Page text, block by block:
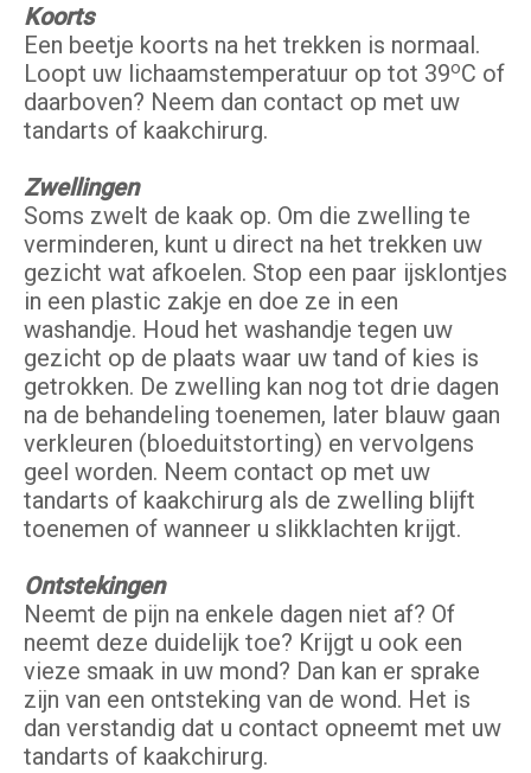
Koorts
Een beetje koorts na het trekken is normaal.
Loopt uw lichaamstemperatuur op tot 39oC of
daarboven? Neem dan contact op met uw
tandarts of kaakchirurg.
Zwellingen
Soms zwelt de kaak op. Om die zwelling te
verminderen, kunt u direct na het trekken uw
gezicht wat afkoelen. Stop een paar ijsklontjes
in een plastic zakje en doe ze in een
washandje. Houd het washandje tegen uw
gezicht op de plaats waar uw tand of kies is
getrokken. De zwelling kan nog tot drie dagen
na de behandeling toenemen, later blauw gaan
verkleuren (bloeduitstorting) en vervolgens
geel worden. Neem contact op met uw
tandarts of kaakchirurg als de zwelling blijft
toenemen of wanneer u slikklachten krijgt.
Ontstekingen
Neemt de pijn na enkele dagen niet af? Of
neemt deze duidelijk toe? Krijgt u ook een
vieze smaak in uw mond? Dan kan er sprake
zijn van een ontsteking van de wond. Het is
dan verstandig dat u contact opneemt met uw
tandarts of kaakchirurg.